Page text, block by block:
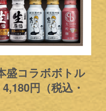
盛コラボボトル
円（税込・